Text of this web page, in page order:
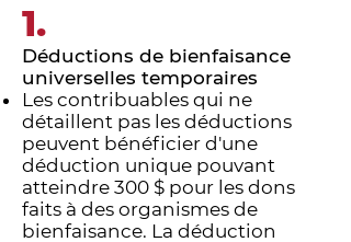
1.
Déductions de bienfaisance
universelles temporaires
Les contribuables qui ne
détaillent pas les déductions
peuvent bénéficier d'une
déduction unique pouvant
atteindre 300 $ pour les dons
faits à des organismes de
bienfaisance. La déduction